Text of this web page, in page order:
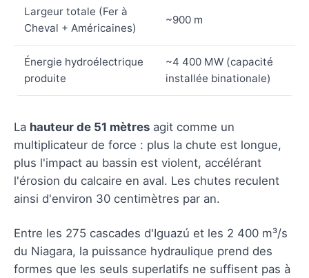
Largeur totale (Fer à
Cheval + Américaines)
~900 m
Énergie hydroélectrique
produite
~4 400 MW (capacité
installée binationale)
La hauteur de 51 mètres agit comme un
multiplicateur de force : plus la chute est longue,
plus l'impact au bassin est violent, accélérant
l'érosion du calcaire en aval. Les chutes reculent
ainsi d'environ 30 centimètres par an.
Entre les 275 cascades d'Iguazú et les 2 400 m³/s
du Niagara, la puissance hydraulique prend des
formes que les seuls superlatifs ne suffisent pas à